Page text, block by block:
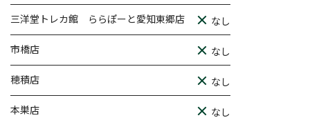
三洋堂トレカ館 ららぽーと愛知東郷店 なし
市橋店 なし
穂積店 なし
本巣店 なし